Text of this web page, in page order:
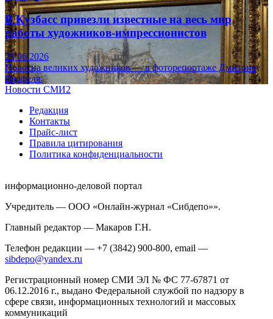
В Кузбасс привезли известные на весь мир
работы художников-импрессионистов
23.06.2026
Полотна великих художников — в фоторепортаже Дмитрия
Верфеля.
Новости СМИ2
Редакция
Контакты
Прайс-лист
Правила цитирования
Политика конфиденциальности
информационно-деловой портал
Учредитель — ООО «Онлайн-журнал «Сибдепо»».
Главный редактор — Макаров Г.Н.
Телефон редакции — +7 (3842) 900-800, email —
sibdepo@yandex.ru
Регистрационный номер СМИ ЭЛ № ФС 77-67871 от
06.12.2016 г., выдано Федеральной службой по надзору в
сфере связи, информационных технологий и массовых
коммуникаций